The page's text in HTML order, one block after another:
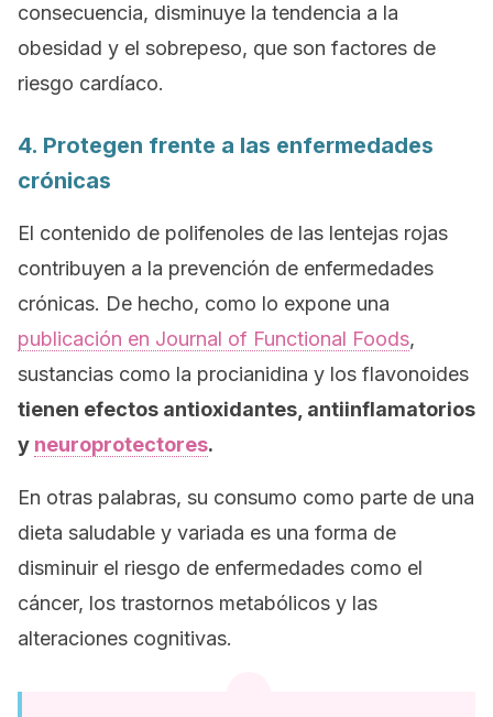
consecuencia, disminuye la tendencia a la
obesidad y el sobrepeso, que son factores de
riesgo cardíaco.
4. Protegen frente a las enfermedades
crónicas
El contenido de polifenoles de las lentejas rojas
contribuyen a la prevención de enfermedades
crónicas. De hecho, como lo expone una
publicación en Journal of Functional Foods,
sustancias como la procianidina y los flavonoides
tienen efectos antioxidantes, antiinflamatorios
y neuroprotectores.
En otras palabras, su consumo como parte de una
dieta saludable y variada es una forma de
disminuir el riesgo de enfermedades como el
cáncer, los trastornos metabólicos y las
alteraciones cognitivas.